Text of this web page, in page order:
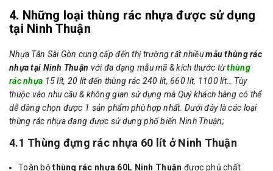
4. Những loại thùng rác nhựa được sử dụng
tại Ninh Thuận
Nhựa Tân Sài Gòn cung cấp đến thị trường rất nhiềumẫu thùng rác
nhựa tại Ninh Thuận với đa dạng mẫu mã & kích thước từthùng
rác nhựa 15 lít, 20 lít đến thùng rác 240 lít, 660 lít, 1100 lít… Tùy
thuộc vào nhu cầu & không gian sử dụng mà Quý khách hàng có thể
dễ dàng chọn được 1 sản phẩm phù hợp nhất. Dưới đây là các loại
thùng rác nhựa đang được sử dụng phổ biến Ninh Thuận;
4.1 Thùng đựng rác nhựa 60 lít ở Ninh Thuận
Toàn bộthùng rác nhựa 60L Ninh Thuận được phủ chất